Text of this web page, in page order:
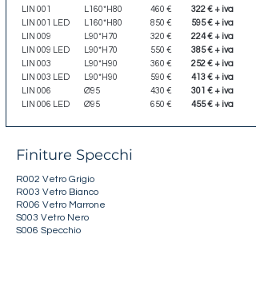
LIN 001
LIN 001 LED
LIN 009
LIN 009 LED
LIN 003
LIN 003 LED
LIN 006
LIN 006 LED
L160*H80
L160*H80
L90*H70
L90*H70
L90*H90
L90*H90
Ø95
Ø95
460 €
850 €
320 €
550 €
360 €
590 €
430 €
650 €
322 € + iva
595 € + iva
224 € + iva
385 € + iva
252 € + iva
413 € + iva
301 € + iva
455 € + iva
Finiture Specchi
R002 Vetro Grigio
R003 Vetro Bianco
R006 Vetro Marrone
S003 Vetro Nero
S006 Specchio